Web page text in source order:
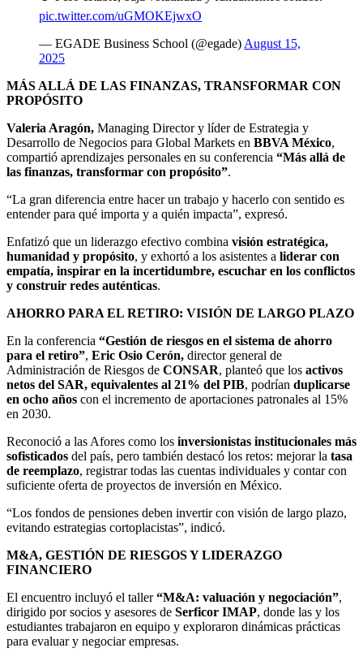
pic.twitter.com/uGMOKEjwxO
— EGADE Business School (@egade)August 15,
2025
MÁS ALLÁ DE LAS FINANZAS, TRANSFORMAR CON
PROPÓSITO
Valeria Aragón, Managing Director y líder de Estrategia y
Desarrollo de Negocios para Global Markets en BBVA México,
compartió aprendizajes personales en su conferencia “Más allá de
las finanzas, transformar con propósito”.
“La gran diferencia entre hacer un trabajo y hacerlo con sentido es
entender para qué importa y a quién impacta”, expresó.
Enfatizó que un liderazgo efectivo combina visión estratégica,
humanidad y propósito, y exhortó a los asistentes a liderar con
empatía, inspirar en la incertidumbre, escuchar en los conflictos
y construir redes auténticas.
AHORRO PARA EL RETIRO: VISIÓN DE LARGO PLAZO
En la conferencia “Gestión de riesgos en el sistema de ahorro
para el retiro”, Eric Osio Cerón, director general de
Administración de Riesgos de CONSAR, planteó que los activos
netos del SAR, equivalentes al 21% del PIB, podrían duplicarse
en ocho años con el incremento de aportaciones patronales al 15%
en 2030.
Reconoció a las Afores como los inversionistas institucionales más
sofisticados del país, pero también destacó los retos: mejorar la tasa
de reemplazo, registrar todas las cuentas individuales y contar con
suficiente oferta de proyectos de inversión en México.
“Los fondos de pensiones deben invertir con visión de largo plazo,
evitando estrategias cortoplacistas”, indicó.
M&A, GESTIÓN DE RIESGOS Y LIDERAZGO
FINANCIERO
El encuentro incluyó el taller“M&A: valuación y negociación”,
dirigido por socios y asesores de Serficor IMAP, donde las y los
estudiantes trabajaron en equipo y exploraron dinámicas prácticas
para evaluar y negociar empresas.